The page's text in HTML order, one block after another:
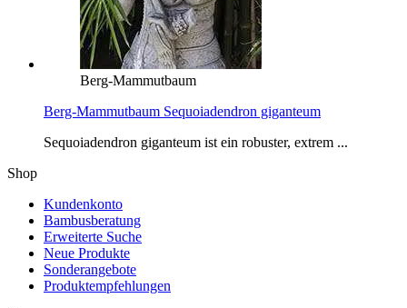
Berg-Mammutbaum
Berg-Mammutbaum Sequoiadendron giganteum
Sequoiadendron giganteum ist ein robuster, extrem ...
Shop
Kundenkonto
Bambusberatung
Erweiterte Suche
Neue Produkte
Sonderangebote
Produktempfehlungen